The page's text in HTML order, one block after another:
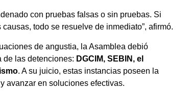
con pruebas falsas o sin pruebas. Si
todo se resuelve de inmediato”, afirmó.
de angustia, la Asamblea debió
de las detenciones: DGCIM, SEBIN, el
. A su juicio, estas instancias poseen la
avanzar en soluciones efectivas.